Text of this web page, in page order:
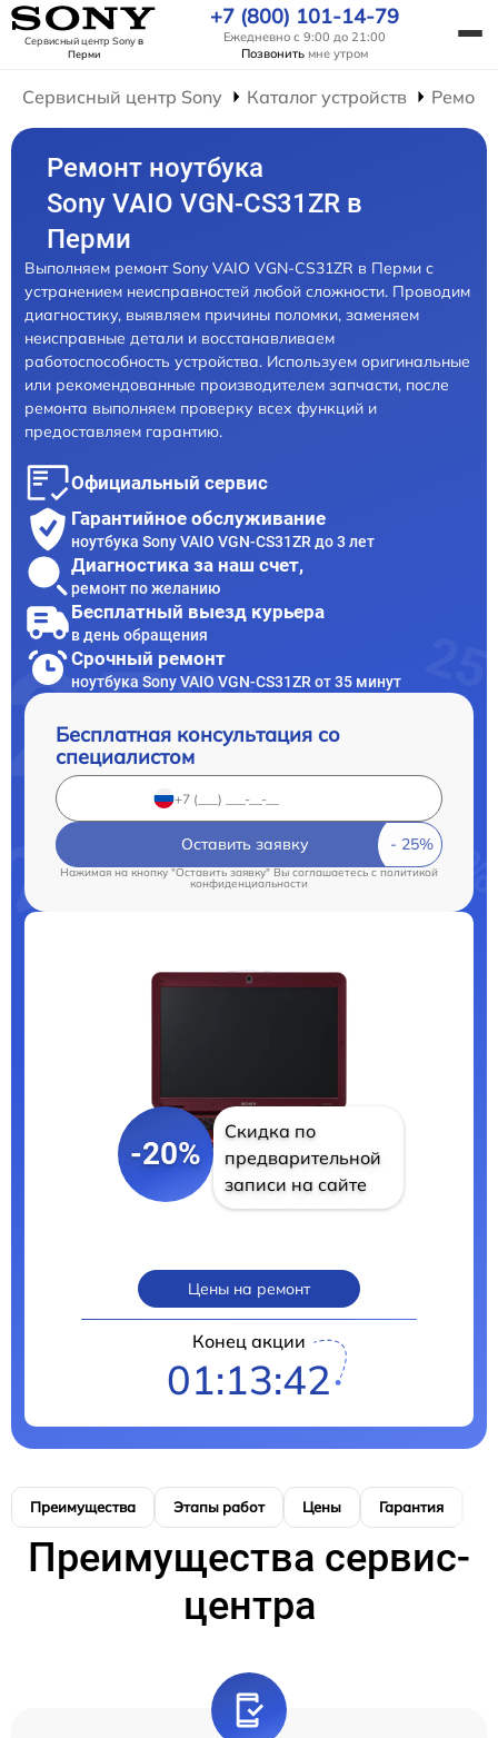
Сервисный центр Sonyв
Перми
+7 (800) 101-14-79
Ежедневно с 9:00 до 21:00
Позвонить мне утром
Сервисный центр Sony Каталог устройств
Ремонт ноутбука
Sony VAIO VGN-CS31ZR в
Перми
Выполняем ремонт Sony VAIO VGN-CS31ZR в Перми с
устранением неисправностей любой сложности. Проводим
диагностику, выявляем причины поломки, заменяем
неисправные детали и восстанавливаем
работоспособность устройства. Используем оригинальные
или рекомендованные производителем запчасти, после
ремонта выполняем проверку всех функций и
предоставляем гарантию.
Официальный сервис
Гарантийное обслуживание
ноутбука Sony VAIO VGN-CS31ZR до 3 лет
Диагностика за наш счет,
ремонт по желанию
Бесплатный выезд курьера
в день обращения
Срочный ремонт
ноутбука Sony VAIO VGN-CS31ZR от 35 минут
Бесплатная консультация со
специалистом
Оставить заявку
Нажимая на кнопку "Оставить заявку" Вы соглашаетесь cполитикой
конфиденциальности
-20%
Скидка по
предварительной
записи на сайте
Цены на ремонт
Конец акции
01:13:40
Преимущества Этапы работ Цены Гарантия
Преимущества сервис-
центра